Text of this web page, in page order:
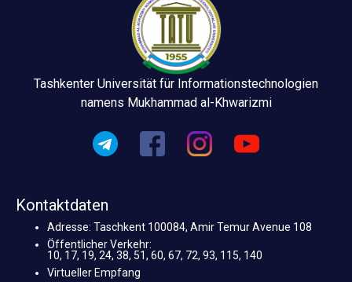
Tashkenter Universität für Informationstechnologien
namens Mukhammad al-Khwarizmi
Kontaktdaten
Adresse: Taschkent 100084, Amir Temur Avenue 108
Öffentlicher Verkehr:
10, 17, 19, 24, 38, 51, 60, 67, 72, 93, 115, 140
Virtueller Empfang